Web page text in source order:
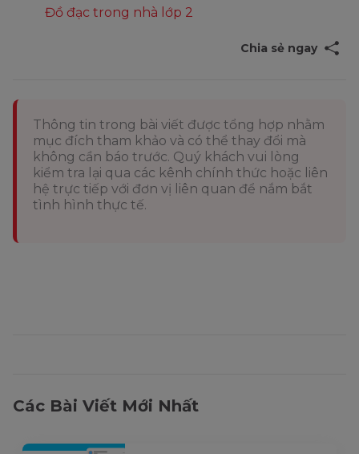
Đồ đạc trong nhà lớp 2
Chia sẻ ngay
Thông tin trong bài viết được tổng hợp nhằm
mục đích tham khảo và có thể thay đổi mà
không cần báo trước. Quý khách vui lòng
kiểm tra lại qua các kênh chính thức hoặc liên
hệ trực tiếp với đơn vị liên quan để nắm bắt
tình hình thực tế.
Các Bài Viết Mới Nhất